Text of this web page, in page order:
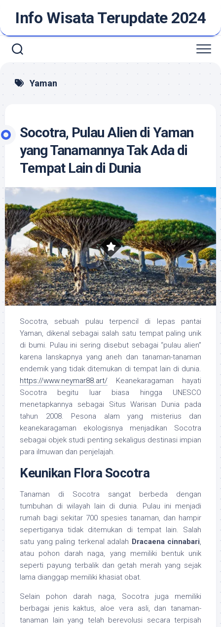
contentInfo Wisata Terupdate 2024
Yaman
Socotra, Pulau Alien di Yaman
yang Tanamannya Tak Ada di
Tempat Lain di Dunia
Socotra, sebuah pulau terpencil di lepas pantai
Yaman, dikenal sebagai salah satu tempat paling unik
di bumi. Pulau ini sering disebut sebagai “pulau alien”
karena lanskapnya yang aneh dan tanaman-tanaman
endemik yang tidak ditemukan di tempat lain di dunia.
https://www.neymar88.art/ Keanekaragaman hayati
Socotra begitu luar biasa hingga UNESCO
menetapkannya sebagai Situs Warisan Dunia pada
tahun 2008. Pesona alam yang misterius dan
keanekaragaman ekologisnya menjadikan Socotra
sebagai objek studi penting sekaligus destinasi impian
para ilmuwan dan penjelajah.
Keunikan Flora Socotra
Tanaman di Socotra sangat berbeda dengan
tumbuhan di wilayah lain di dunia. Pulau ini menjadi
rumah bagi sekitar 700 spesies tanaman, dan hampir
sepertiganya tidak ditemukan di tempat lain. Salah
satu yang paling terkenal adalah Dracaena cinnabari,
atau pohon darah naga, yang memiliki bentuk unik
seperti payung terbalik dan getah merah yang sejak
lama dianggap memiliki khasiat obat.
Selain pohon darah naga, Socotra juga memiliki
berbagai jenis kaktus, aloe vera asli, dan tanaman-
tanaman lain yang telah berevolusi secara terpisah